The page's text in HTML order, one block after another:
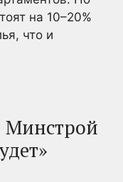
на 10–20%
что и
Минстрой